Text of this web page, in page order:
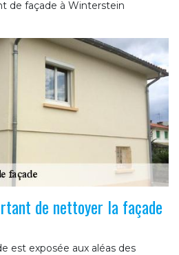
de façade à Winterstein
de nettoyer la façade
est exposée aux aléas des